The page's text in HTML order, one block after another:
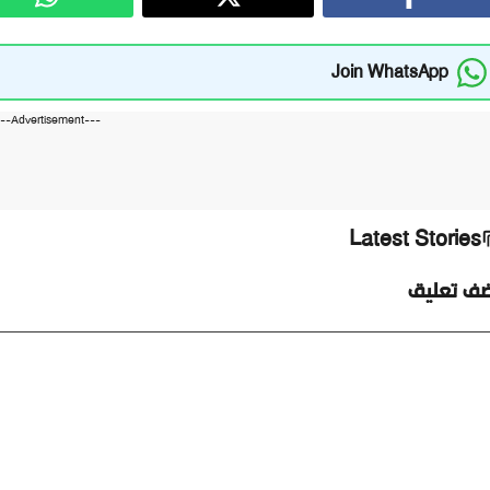
Join WhatsApp
---Advertisement---
Latest Stories
تعليق